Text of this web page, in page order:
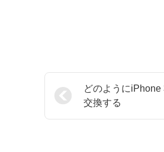
どのようにiPhone
交換する